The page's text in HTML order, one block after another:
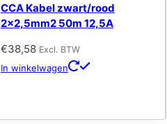
CCA Kabel zwart/rood
2×2,5mm2 50m 12,5A
€38,58 Excl. BTW
In winkelwagen